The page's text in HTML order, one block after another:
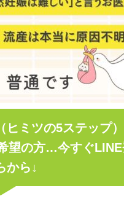
ヒミツの5ステップ
望の方…今すぐ
から↓